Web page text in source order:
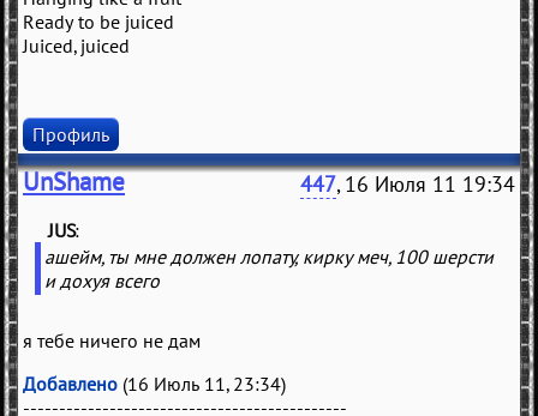
Ready to be juiced
Juiced, juiced
Профиль
UnShame 447, 16 Июля 11 19:34
(JUS
ашейм, ты мне должен лопату, кирку меч, 100 шерсти
и дохуя всего
я тебе ничего не дам
Добавлено (16 Июль 11, 23:34)
---------------------------------------------